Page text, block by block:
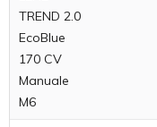
TREND 2.0
EcoBlue
170 CV
Manuale
M6